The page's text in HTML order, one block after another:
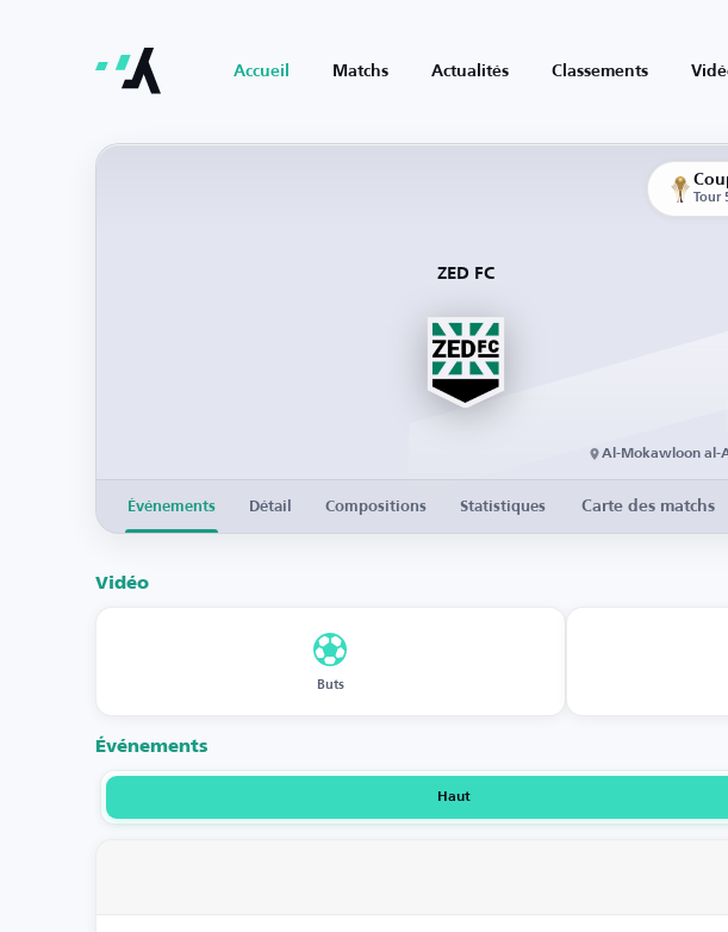
Accueil Matchs Actualités Classements
Tour
ZED FC
Al-Mokawloon al-
Événements Détail Compositions Statistiques Carte des matchs
Vidéo
Buts
Événements
Haut